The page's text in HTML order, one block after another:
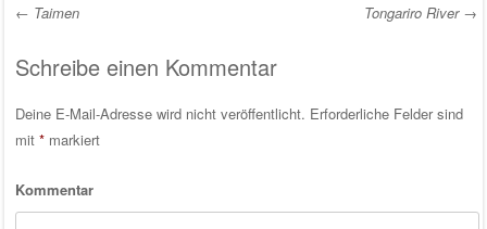
Post navigation
← Taimen Tongariro River →
Schreibe einen Kommentar
Deine E-Mail-Adresse wird nicht veröffentlicht. Erforderliche Felder sind
mit *markiert
Kommentar